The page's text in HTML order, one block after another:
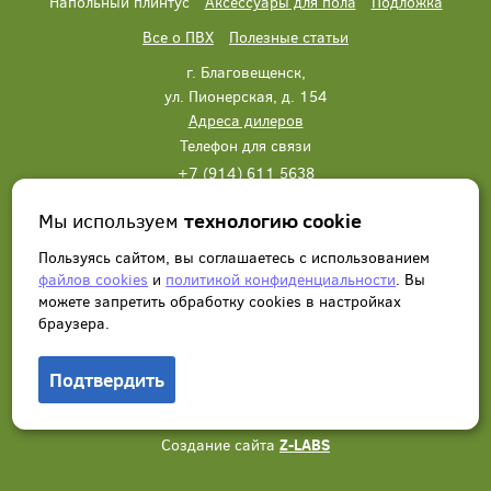
Все о ПВХ
Полезные статьи
г. Благовещенск,
ул. Пионерская, д. 154
Адреса дилеров
Телефон для связи
+7 (914) 611 5638
Написать нам Заказать звонок
Создание сайта Z-LABS
Мы используемтехнологию cookie
Пользуясь сайтом, вы соглашаетесь с использованием
файлов cookies и политикой конфиденциальности. Вы
можете запретить обработку сookies в настройках
браузера.
Подтвердить